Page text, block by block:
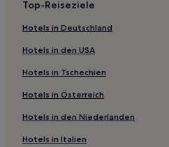
Haustierfreundliche in Singapur
Hotels mit Wellnessbereich in
Familien in Colonial District
Hotels mit Parkplatz in
Günstige in Rotlichtviertel
Hotels mit
Günstige in Central Singapore
Top-Reiseziele
Hotels in Deutschland
Hotels in den USA
Hotels in Tschechien
Hotels in Österreich
Hotels in den Niederlanden
Hotels in Italien